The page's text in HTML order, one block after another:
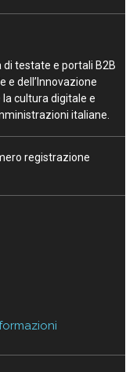
di testate e portali B2B
e dell’Innovazione
cultura digitale e
italiane.
registrazione